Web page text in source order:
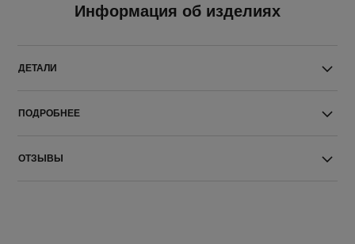
Информация об изделиях
ДЕТАЛИ
ПОДРОБНЕЕ
ОТЗЫВЫ